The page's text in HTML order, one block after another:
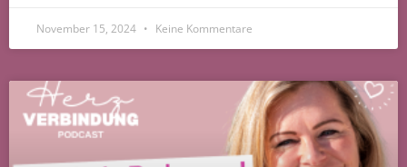
November 15, 2024 Keine Kommentare